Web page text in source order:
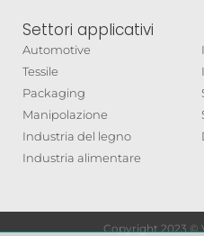
Settori applicativi
Automotive
Tessile
Packaging
Manipolazione
Industria del legno
Industria alimentare
Copyright 2023 ©